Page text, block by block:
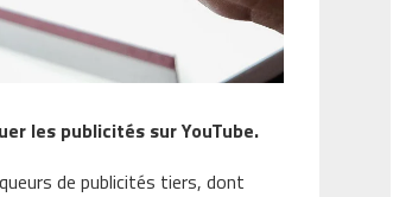
les publicités sur YouTube.
de publicités tiers, dont